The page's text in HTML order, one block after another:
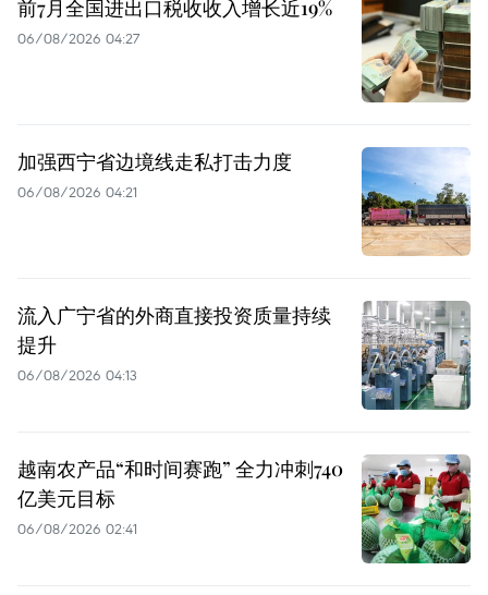
前7月全国进出口税收收入增长近19%
06/08/2026 04:27
加强西宁省边境线走私打击力度
06/08/2026 04:21
流入广宁省的外商直接投资质量持续
提升
06/08/2026 04:13
越南农产品“和时间赛跑” 全力冲刺740
亿美元目标
06/08/2026 02:41